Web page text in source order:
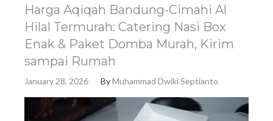
Harga Aqiqah Bandung-Cimahi Al
Hilal Termurah: Catering Nasi Box
Enak & Paket Domba Murah, Kirim
sampai Rumah
January 28, 2026 ByMuhammad Dwiki Septianto